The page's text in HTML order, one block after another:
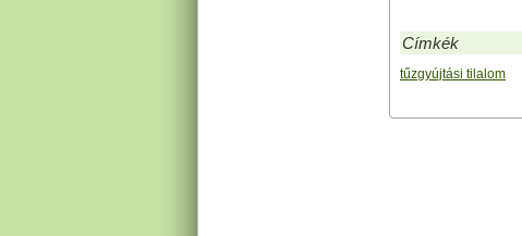
Címkék
tűzgyújtási tilalom